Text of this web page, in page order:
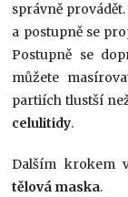
správně
a postupně se
Postupně se
můžete
partiích tlustší
celulitidy.
Dalším krokem
tělová maska.